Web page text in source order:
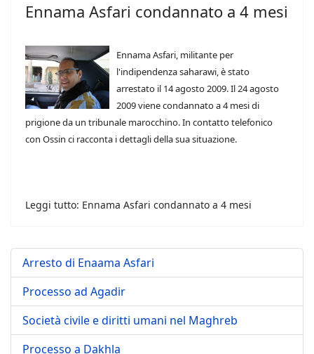
Ennama Asfari condannato a 4 mesi
Ennama Asfari, militante per
l'indipendenza saharawi, è stato
arrestato il 14 agosto 2009. Il 24 agosto
2009 viene condannato a 4 mesi di
prigione da un tribunale marocchino. In contatto telefonico
con Ossin ci racconta i dettagli della sua situazione.
Leggi tutto: Ennama Asfari condannato a 4 mesi
Arresto di Enaama Asfari
Processo ad Agadir
Società civile e diritti umani nel Maghreb
Processo a Dakhla